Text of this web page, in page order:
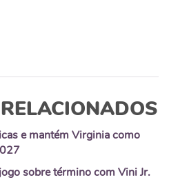
e mantém Virginia como
sobre término com Vini Jr.